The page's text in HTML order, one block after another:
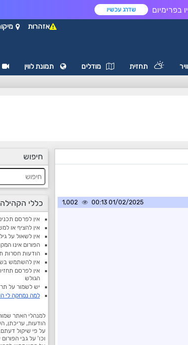
בפרימיום שדרג עכשיו
אזהרות
תחזית מודלים תמונת לווין
01/02/2025 00:13
1,002
חיפוש
כללי הקהילה
אין לפרסם
אין להציף או
אין לשאול על
הפורום אינו
הודעות חסרות
אין להשתמש
אין לפרסם
הגולש
יש לשמור על
למה נמחקה לי
למנהלי האתר
הודעות, עריכתן,
על פי שיקול
וכו' על גבי